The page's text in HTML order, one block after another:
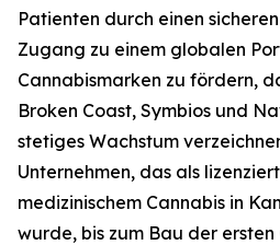
Patienten durch einen
Zugang zu einem globalen
Cannabismarken zu fördern,
Broken Coast, Symbios und
stetiges Wachstum
Unternehmen, das als
medizinischem Cannabis in
wurde, bis zum Bau der